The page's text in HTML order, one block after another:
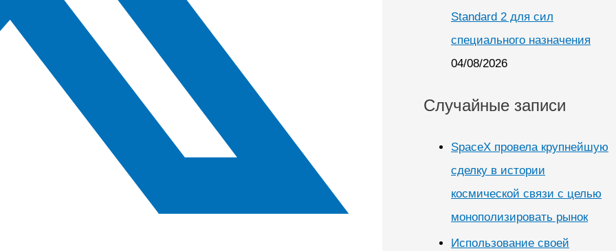
Standard 2 для сил
специального назначения
04/08/2026
Случайные записи
SpaceX провела крупнейшую
сделку в истории
космической связи с целью
монополизировать рынок
Использование своей